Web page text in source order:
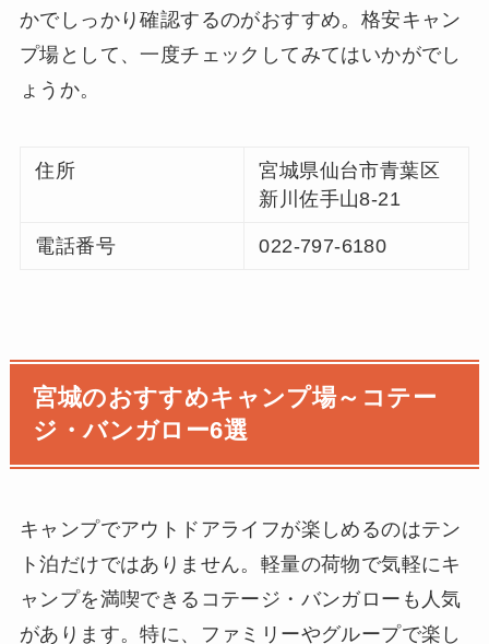
かでしっかり確認するのがおすすめ。格安キャン
プ場として、一度チェックしてみてはいかがでし
ょうか。
住所
宮城県仙台市青葉区
新川佐手山8-21
電話番号 022-797-6180
宮城のおすすめキャンプ場～コテー
ジ・バンガロー6選
キャンプでアウトドアライフが楽しめるのはテン
ト泊だけではありません。軽量の荷物で気軽にキ
ャンプを満喫できるコテージ・バンガローも人気
があります。特に、ファミリーやグループで楽し